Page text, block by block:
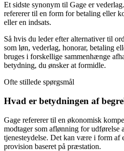
Et sidste synonym til Gage er
refererer til en form for betaling eller
eller en indsats.
Så hvis du leder efter alternativer til
som løn, vederlag, honorar, betaling
bruges i forskellige sammenhænge
betydning, du ønsker at formidle.
Ofte stillede spørgsmål
Hvad er betydningen af
Gage refererer til en økonomisk
modtager som aflønning for udførelse
tjenesteydelse. Det kan være i form af
provision baseret på præstation.